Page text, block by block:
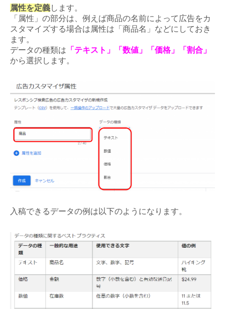
属性を定義します。
「属性」の部分は、例えば商品の名前によって広告をカ
スタマイズする場合は属性は「商品名」などにしておき
ます。
データの種類は 「テキスト」「数値」「価格」「割合」
から選択します。
入稿できるデータの例は以下のようになります。